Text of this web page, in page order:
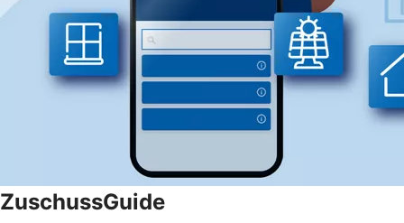
ZuschussGuide